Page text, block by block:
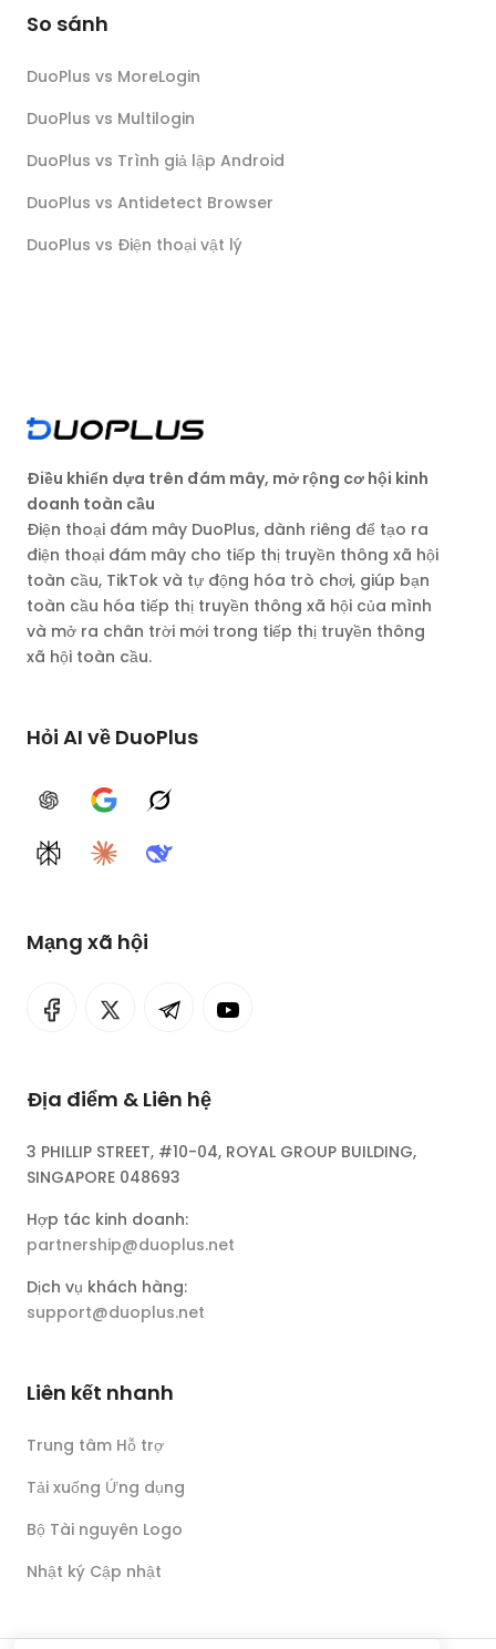
So sánh
DuoPlus vs MoreLogin
DuoPlus vs Multilogin
DuoPlus vs Trình giả lập Android
DuoPlus vs Antidetect Browser
DuoPlus vs Điện thoại vật lý
Điều khiển dựa trên đám mây, mở rộng cơ hội kinh
doanh toàn cầu
Điện thoại đám mây DuoPlus, dành riêng để tạo ra
điện thoại đám mây cho tiếp thị truyền thông xã hội
toàn cầu, TikTok và tự động hóa trò chơi, giúp bạn
toàn cầu hóa tiếp thị truyền thông xã hội của mình
và mở ra chân trời mới trong tiếp thị truyền thông
xã hội toàn cầu.
Hỏi AI về DuoPlus
ChatGPTGoogle AIGrok
PerplexityClaudeDeepSeek
Mạng xã hội
Địa điểm & Liên hệ
3 PHILLIP STREET, #10-04, ROYAL GROUP BUILDING,
SINGAPORE 048693
Hợp tác kinh doanh:
partnership@duoplus.net
Dịch vụ khách hàng:
support@duoplus.net
Liên kết nhanh
Trung tâm Hỗ trợ
Tải xuống Ứng dụng
Bộ Tài nguyên Logo
Nhật ký Cập nhật